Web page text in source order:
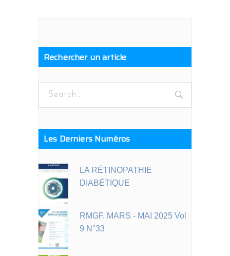
Rechercher un article
Search
Les Derniers Numéros
LA RÉTINOPATHIE
DIABÉTIQUE
RMGF. MARS - MAI 2025 Vol
9 N°33